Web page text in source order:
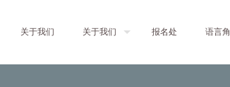
关于我们 关于我们 报名处 语言角